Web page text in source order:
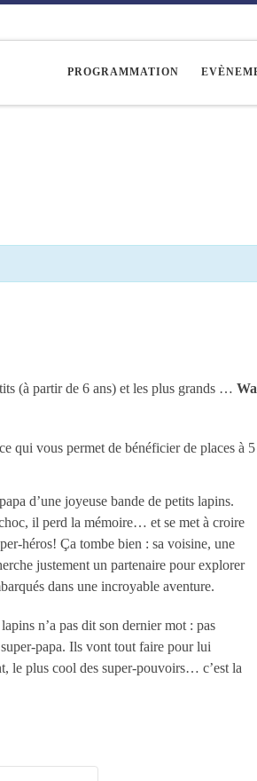
PROGRAMMATION
(à partir de 6 ans) et les plus grands …
qui vous permet de bénéficier de places à
d’une joyeuse bande de petits lapins.
il perd la mémoire… et se met à croire
héros! Ça tombe bien : sa voisine, une
justement un partenaire pour explorer
dans une incroyable aventure.
n’a pas dit son dernier mot : pas
papa. Ils vont tout faire pour lui
le plus cool des super-pouvoirs… c’est la